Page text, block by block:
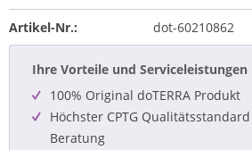
Artikel-Nr.: dot-60210862
Ihre Vorteile und Serviceleistungen
100% Original doTERRA Produkt
Höchster CPTG
Beratung